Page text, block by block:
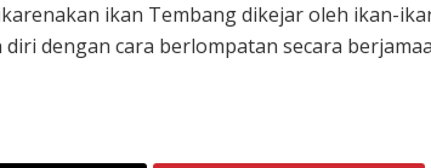
ikan Tembang dikejar oleh ikan-
dengan cara berlompatan secara